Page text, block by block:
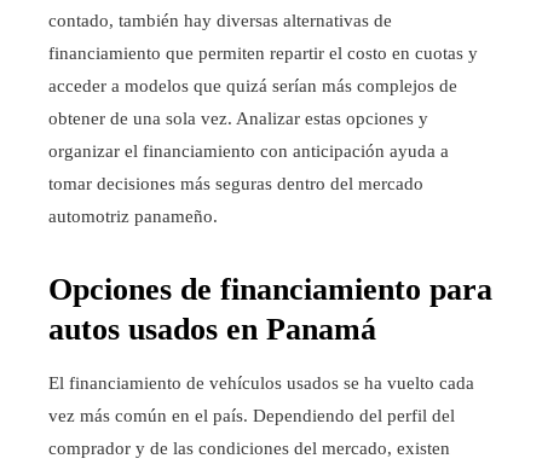
contado, también hay diversas alternativas de
financiamiento que permiten repartir el costo en cuotas y
acceder a modelos que quizá serían más complejos de
obtener de una sola vez. Analizar estas opciones y
organizar el financiamiento con anticipación ayuda a
tomar decisiones más seguras dentro del mercado
automotriz panameño.
Opciones de financiamiento para
autos usados en Panamá
El financiamiento de vehículos usados se ha vuelto cada
vez más común en el país. Dependiendo del perfil del
comprador y de las condiciones del mercado, existen